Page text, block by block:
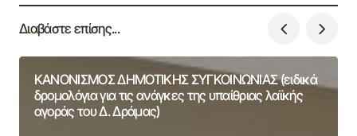
Διαβάστε επίσης...
ΚΑΝΟΝΙΣΜΟΣ ΔΗΜΟΤΙΚΗΣ ΣΥΓΚΟΙΝΩΝΙΑΣ (ειδικά
δρομολόγια για τις ανάγκες της υπαίθριας λαϊκής
αγοράς του Δ. Δράμας)